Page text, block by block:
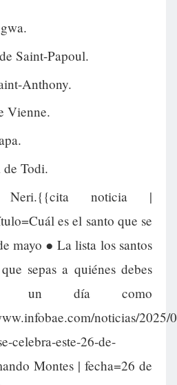
Saint-Papoul.
Anthony.
Vienne.
de Todi.
noticia |
es el santo que se
mayo ● La lista los santos
sepas a quiénes debes
un día como
noticias/2025/
celebra-este-26-de-
Montes | fecha=26 de